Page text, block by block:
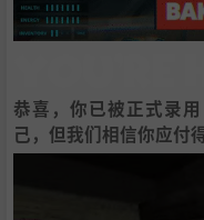
恭喜，你已被正式录
己，但我们相信你应